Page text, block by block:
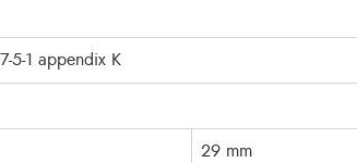
5-1 appendix K
29 mm